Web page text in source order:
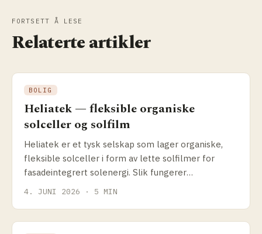
FORTSETT Å LESE
Relaterte artikler
BOLIG
Heliatek — fleksible organiske
solceller og solfilm
Heliatek er et tysk selskap som lager organiske,
fleksible solceller i form av lette solfilmer for
fasadeintegrert solenergi. Slik fungerer
teknologien, og hva passer den til.
4. JUNI 2026 · 5 MIN